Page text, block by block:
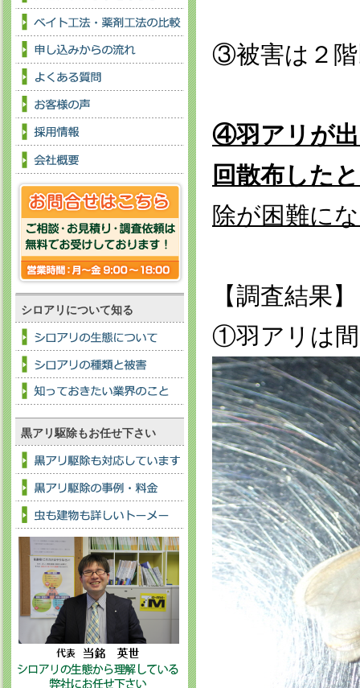
シロアリについて知る
黒アリ駆除もお任せ下さい
③被害は２
④羽アリが出
回散布した
除が困難に
【調査結果】
①羽アリは